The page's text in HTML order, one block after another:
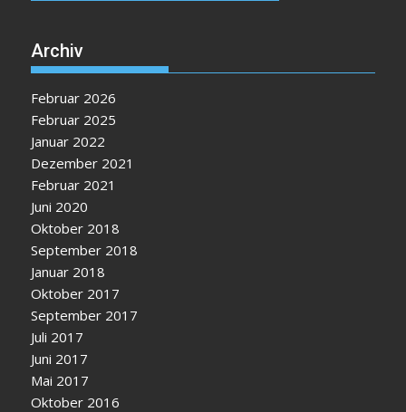
Archiv
Februar 2026
Februar 2025
Januar 2022
Dezember 2021
Februar 2021
Juni 2020
Oktober 2018
September 2018
Januar 2018
Oktober 2017
September 2017
Juli 2017
Juni 2017
Mai 2017
Oktober 2016